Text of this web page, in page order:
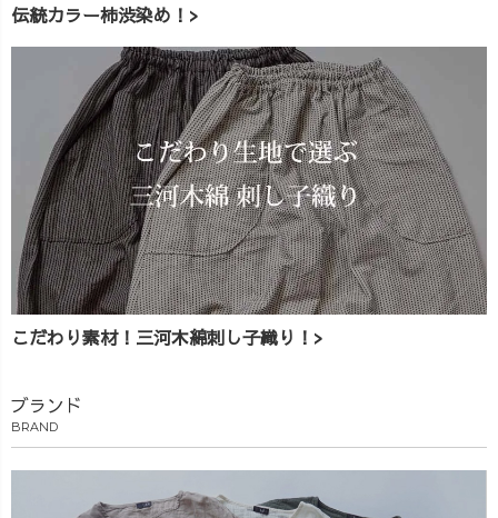
伝統カラー柿渋染め！>
こだわり素材！三河木綿刺し子織り！>
ブランド
BRAND